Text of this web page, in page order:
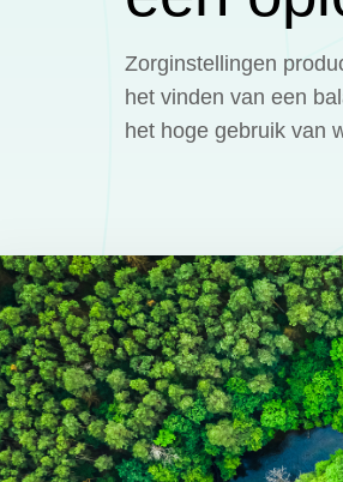
Zorginstellingen
het vinden van een
het hoge gebruik van